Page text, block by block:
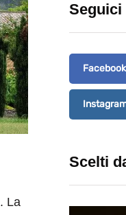
. La
Seguici
Facebook
Scelti